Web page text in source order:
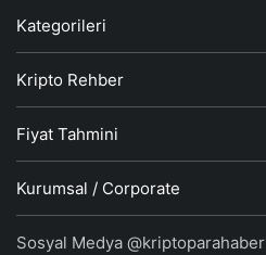
Kategorileri
Kripto Rehber
Fiyat Tahmini
Kurumsal / Corporate
Sosyal Medya @kriptoparahaber